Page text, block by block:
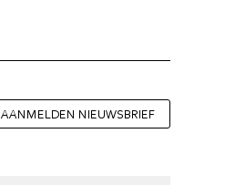
AANMELDEN NIEUWSBRIEF